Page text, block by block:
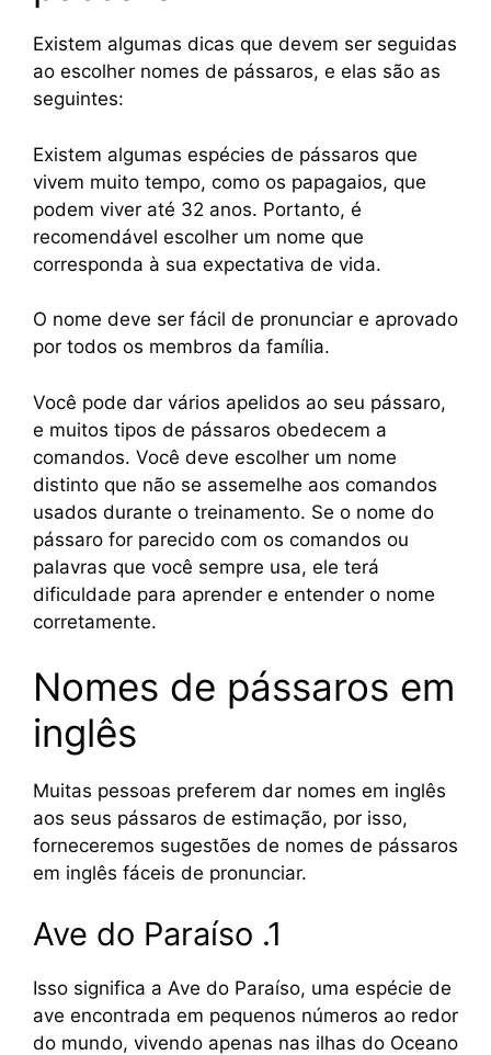
Existem algumas dicas que devem ser seguidas
ao escolher nomes de pássaros, e elas são as
seguintes:
Existem algumas espécies de pássaros que
vivem muito tempo, como os papagaios, que
podem viver até 32 anos. Portanto, é
recomendável escolher um nome que
corresponda à sua expectativa de vida.
O nome deve ser fácil de pronunciar e aprovado
por todos os membros da família.
Você pode dar vários apelidos ao seu pássaro,
e muitos tipos de pássaros obedecem a
comandos. Você deve escolher um nome
distinto que não se assemelhe aos comandos
usados durante o treinamento. Se o nome do
pássaro for parecido com os comandos ou
palavras que você sempre usa, ele terá
dificuldade para aprender e entender o nome
corretamente.
Nomes de pássaros em
inglês
Muitas pessoas preferem dar nomes em inglês
aos seus pássaros de estimação, por isso,
forneceremos sugestões de nomes de pássaros
em inglês fáceis de pronunciar.
Ave do Paraíso .1
Isso significa a Ave do Paraíso, uma espécie de
ave encontrada em pequenos números ao redor
do mundo, vivendo apenas nas ilhas do Oceano